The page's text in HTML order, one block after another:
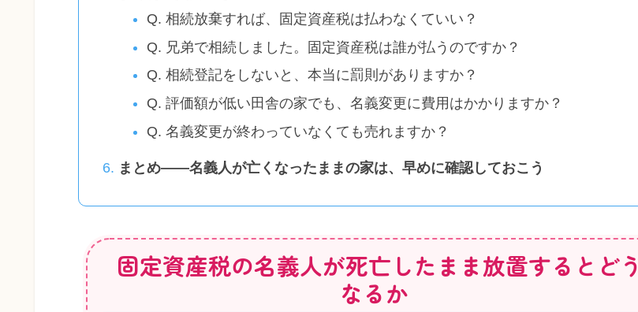
Q. 相続放棄すれば、固定資産税は払わなくていい？
Q. 兄弟で相続しました。固定資産税は誰が払うのですか？
Q. 相続登記をしないと、本当に罰則がありますか？
Q. 評価額が低い田舎の家でも、名義変更に費用はかかりますか？
Q. 名義変更が終わっていなくても売れますか？
まとめ——名義人が亡くなったままの家は、早めに確認しておこう
固定資産税の名義人が死亡したまま放置するとどう
なるか